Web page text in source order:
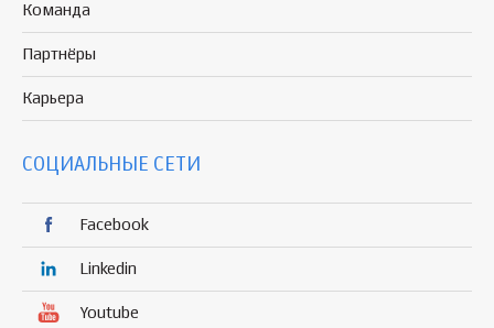
Команда
Партнёры
Карьера
СОЦИАЛЬНЫЕ СЕТИ
Facebook
Linkedin
Youtube